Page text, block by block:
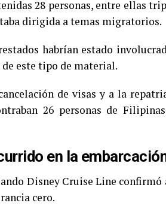
28 personas, entre ellas
dirigida a temas migratorios.
habrían estado
este tipo de material.
de visas y a la
26 personas de
en la
Disney Cruise Line confirmó
cero.